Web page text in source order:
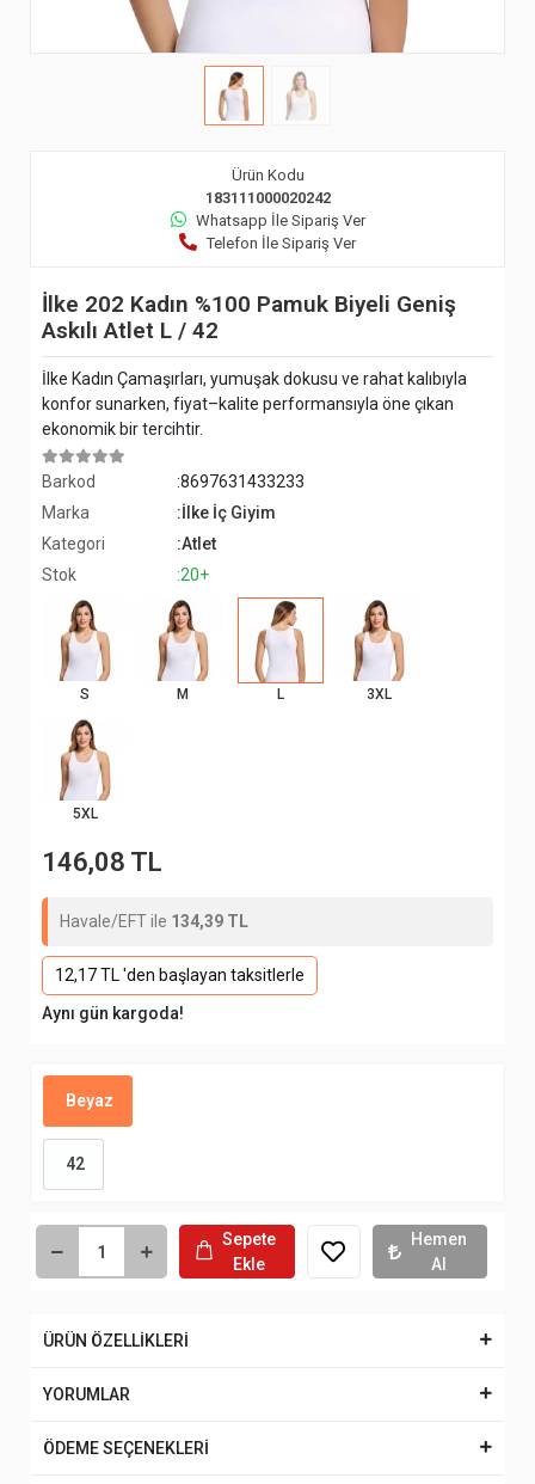
Ürün Kodu
183111000020242
Whatsapp İle Sipariş Ver
Telefon İle Sipariş Ver
İlke 202 Kadın %100 Pamuk Biyeli Geniş
Askılı Atlet L / 42
İlke Kadın Çamaşırları, yumuşak dokusu ve rahat kalıbıyla
konfor sunarken, fiyat–kalite performansıyla öne çıkan
ekonomik bir tercihtir.
Barkod
:8697631433233
Marka
:İlke İç Giyim
Kategori
:Atlet
Stok
:20+
S M L 3XL
5XL
146,08 TL
Havale/EFT ile 134,39 TL
12,17 TL 'den başlayan taksitlerle
Aynı gün kargoda!
Beyaz
42
Sepete
Ekle
Hemen
Al
ÜRÜN ÖZELLİKLERİ
YORUMLAR
ÖDEME SEÇENEKLERİ